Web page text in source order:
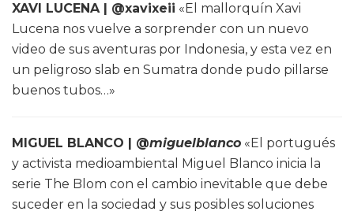
XAVI LUCENA | @xavixeii «El mallorquín Xavi
Lucena nos vuelve a sorprender con un nuevo
video de sus aventuras por Indonesia, y esta vez en
un peligroso slab en Sumatra donde pudo pillarse
buenos tubos…»
MIGUEL BLANCO | @miguelblanco «El portugués
y activista medioambiental Miguel Blanco inicia la
serie The Blom con el cambio inevitable que debe
suceder en la sociedad y sus posibles soluciones